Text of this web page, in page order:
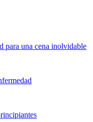
para una cena inolvidable